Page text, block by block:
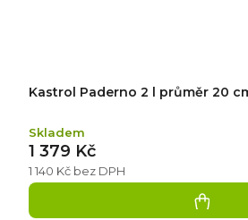
Kastrol Paderno 2 l průměr 20
Skladem
1 140 Kč bez DPH
1 379 Kč